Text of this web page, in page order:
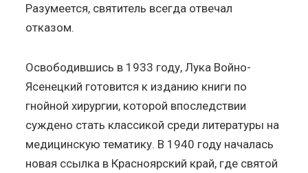
Разумеется, святитель всегда отвечал
отказом.
Освободившись в 1933 году, Лука Войно-
Ясенецкий готовится к изданию книги по
гнойной хирургии, которой впоследствии
суждено стать классикой среди литературы на
медицинскую тематику. В 1940 году началась
новая ссылка в Красноярский край, где святой